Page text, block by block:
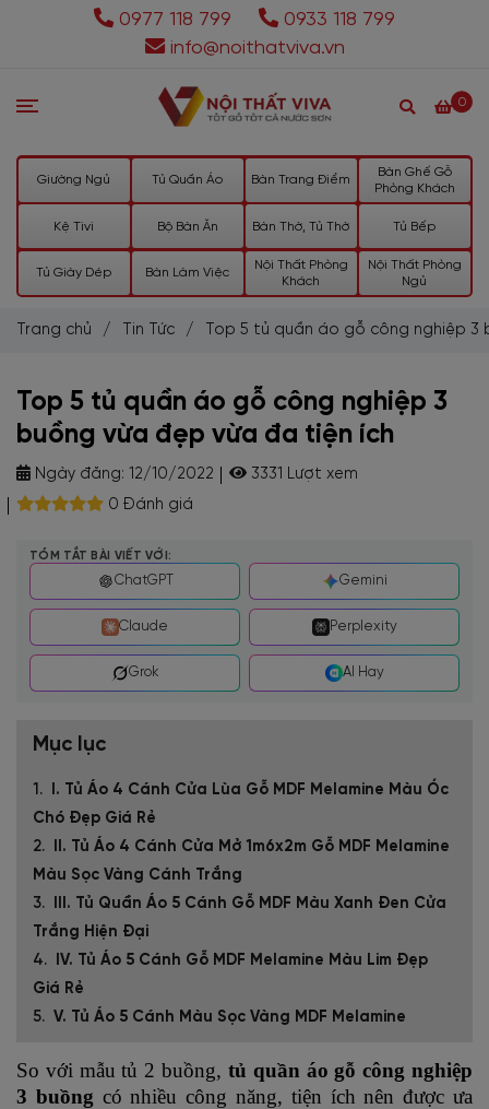
0977 118 799
0933 118 799
info@noithatviva.vn
0
Giường Ngủ Tủ Quần Áo Bàn Trang Điểm
Bàn Ghế Gỗ
Phòng Khách
Kệ Tivi Bộ Bàn Ăn Bàn Thờ, Tủ Thờ Tủ Bếp
Tủ Giày Dép Bàn Làm Việc
Nội Thất Phòng
Khách
Nội Thất Phòng
Ngủ
Trang chủ / Tin Tức / Top 5 tủ quần áo gỗ công nghiệp
Top 5 tủ quần áo gỗ công nghiệp 3
buồng vừa đẹp vừa đa tiện ích
Ngày đăng: 12/10/2022
3331 Lượt xem
0 Đánh giá
TÓM TẮT BÀI VIẾT VỚI:
ChatGPT Gemini
Claude Perplexity
Grok AI Hay
Mục lục
I. Tủ Áo 4 Cánh Cửa Lùa Gỗ MDF Melamine Màu Óc
Chó Đẹp Giá Rẻ
II. Tủ Áo 4 Cánh Cửa Mở 1m6x2m Gỗ MDF Melamine
Màu Sọc Vàng Cánh Trắng
III. Tủ Quần Áo 5 Cánh Gỗ MDF Màu Xanh Đen Cửa
Trắng Hiện Đại
IV. Tủ Áo 5 Cánh Gỗ MDF Melamine Màu Lim Đẹp
Giá Rẻ
V. Tủ Áo 5 Cánh Màu Sọc Vàng MDF Melamine
So với mẫu tủ 2 buồng, tủ quần áo gỗ công nghiệp
3 buồng có nhiều công năng, tiện ích nên được ưa